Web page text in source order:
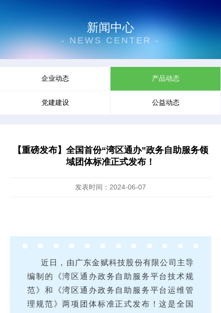
新闻中心
- NEWS CENTER -
企业动态 产品动态
党建建设 公益动态
【重磅发布】全国首份“湾区通办”政务自助服务领
域团体标准正式发布！
发表时间：2024-06-07
近日，由广东金赋科技股份有限公司主导
编制的《湾区通办政务自助服务平台技术规
范》和《湾区通办政务自助服务平台运维管
理规范》两项团体标准正式发布！这是全国